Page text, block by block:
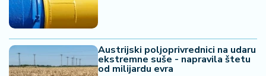
Austrijski poljoprivrednici na udaru
ekstremne suše - napravila štetu
od milijardu evra